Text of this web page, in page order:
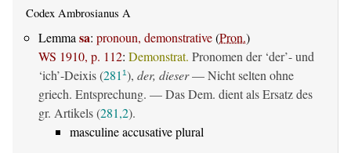
Codex Ambrosianus A
Lemma sa: pronoun, demonstrative(Pron.)
WS 1910, p. 112: Demonstrat. Pronomen der ‘der’- und
‘ich’-Deixis (281 1), der, dieser— Nicht selten ohne
griech. Entsprechung. — Das Dem. dient als Ersatz des
gr. Artikels (281,2).
masculine accusative plural